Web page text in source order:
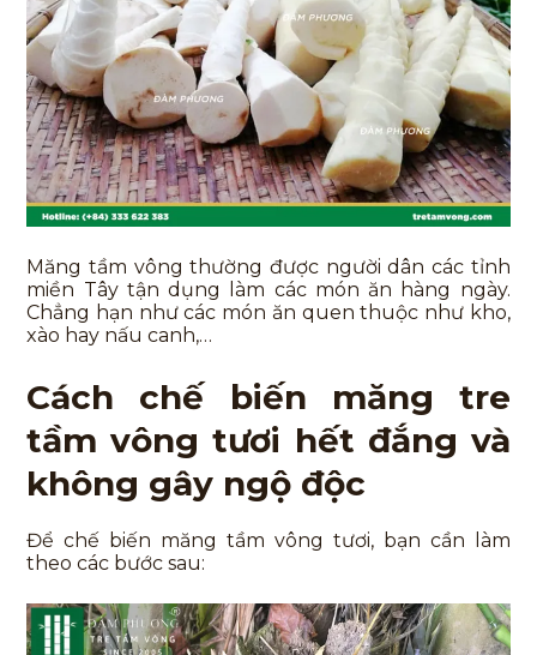
Măng tầm vông thường được người dân các tỉnh
miền Tây tận dụng làm các món ăn hàng ngày.
Chẳng hạn như các món ăn quen thuộc như kho,
xào hay nấu canh,…
Cách chế biến măng tre
tầm vông tươi hết đắng và
không gây ngộ độc
Để chế biến măng tầm vông tươi, bạn cần làm
theo các bước sau: